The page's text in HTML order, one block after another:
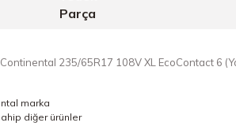
Continental 235/65R17 108V XL EcoContact 6